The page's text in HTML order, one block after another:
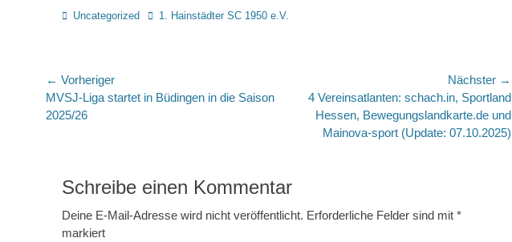
Kategorien
Uncategorized Schlagworte
1. Hainstädter SC 1950 e.V.
Beitragsnavigation
← Vorheriger
Vorheriger
Beitrag:
MVSJ-Liga startet in Büdingen in die Saison
2025/26
Nächster →
Nächster
Beitrag:
4 Vereinsatlanten: schach.in, Sportland
Hessen, Bewegungslandkarte.de und
Mainova-sport (Update: 07.10.2025)
Schreibe einen Kommentar
Deine E-Mail-Adresse wird nicht veröffentlicht. Erforderliche Felder sind mit *
markiert